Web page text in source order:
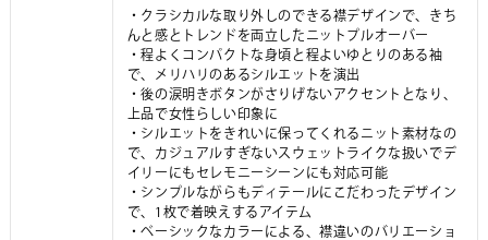
・クラシカルな取り外しのできる襟デザインで、きち
んと感とトレンドを両立したニットプルオーバー
・程よくコンパクトな身頃と程よいゆとりのある袖
で、メリハリのあるシルエットを演出
・後の涙明きボタンがさりげないアクセントとなり、
上品で女性らしい印象に
・シルエットをきれいに保ってくれるニット素材なの
で、カジュアルすぎないスウェットライクな扱いでデ
イリーにもセレモニーシーンにも対応可能
・シンプルながらもディテールにこだわったデザイン
で、1枚で着映えするアイテム
・ベーシックなカラーによる、襟違いのバリエーショ